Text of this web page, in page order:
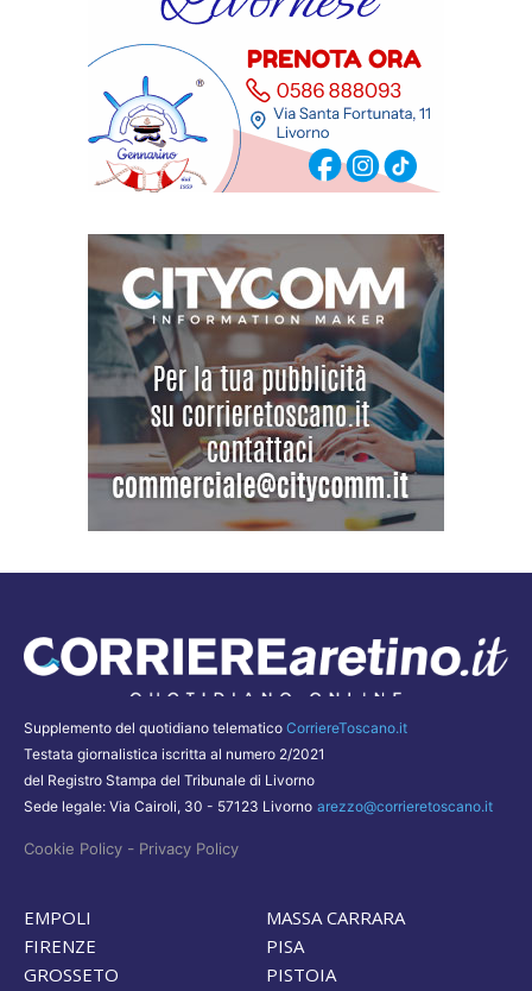
Supplemento del quotidiano telematico CorriereToscano.it
Testata giornalistica iscritta al numero 2/2021
del Registro Stampa del Tribunale di Livorno
Sede legale: Via Cairoli, 30 - 57123 Livorno arezzo@corrieretoscano.it
Cookie Policy - Privacy Policy
EMPOLI
FIRENZE
GROSSETO
MASSA CARRARA
PISA
PISTOIA